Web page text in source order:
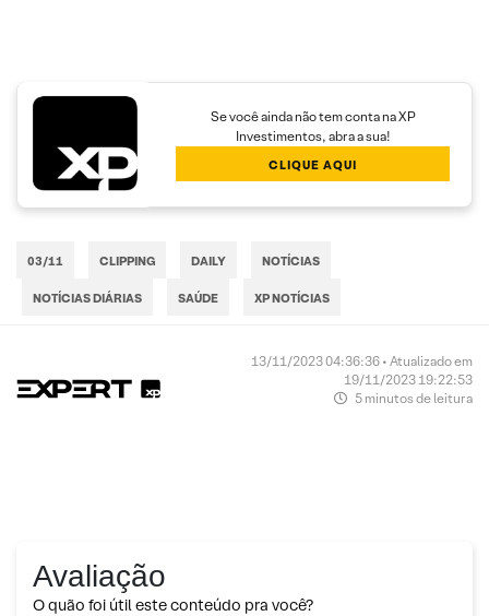
Se você ainda não tem conta na XP
Investimentos, abra a sua!
CLIQUE AQUI
03/11 CLIPPING DAILY NOTÍCIAS
NOTÍCIAS DIÁRIAS SAÚDE XP NOTÍCIAS
13/11/2023 04:36:36 • Atualizado em
19/11/2023 19:22:53
5 minutos de leitura
Avaliação
O quão foi útil este conteúdo pra você?